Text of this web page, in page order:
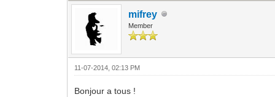
mifrey
Member
11-07-2014, 02:13 PM
Bonjour a tous !